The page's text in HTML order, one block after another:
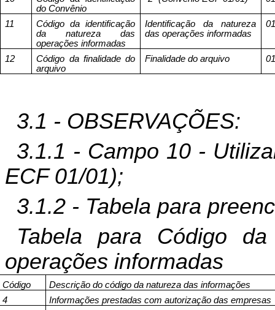
do Convênio
11
Código da identificação
da natureza das
operações informadas
Identificação da natureza
das operações informadas
12
Código da finalidade do
arquivo
Finalidade do arquivo
3.1 - OBSERVAÇÕES:
3.1.1 - Campo 10 -
ECF 01/01);
3.1.2 - Tabela para
Tabela para Código
operações informadas
Código
Descrição do código da natureza das informações
4
Informações prestadas com autorização das empresas